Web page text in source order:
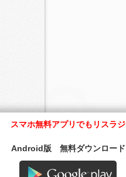
スマホ無料アプリでもリスラジ
Android版 無料ダウンロード